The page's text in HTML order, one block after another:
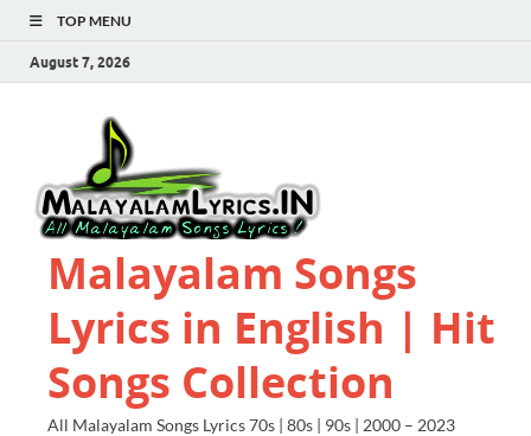
TOP MENU
August 7, 2026
Malayalam Songs
Lyrics in English | Hit
Songs Collection
All Malayalam Songs Lyrics 70s | 80s | 90s | 2000 – 2023